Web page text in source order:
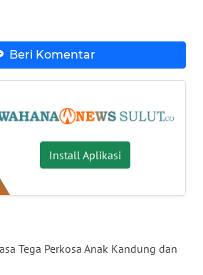
Beri Komentar
Install Aplikasi
Tega Perkosa Anak Kandung dan